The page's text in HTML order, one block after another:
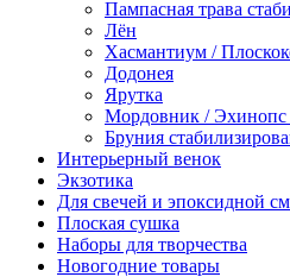
Пампасная трава
Лён
Хасмантиум /
Додонея
Ярутка
Мордовник / Эхинопс
Бруния
Интерьерный венок
Экзотика
Для свечей и эпоксидной
Плоская сушка
Наборы для творчества
Новогодние товары